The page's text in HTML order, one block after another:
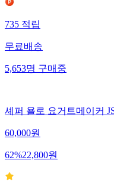
735적립
무료배송
5,653명구매중
셰퍼 욜로 요거트메이커
60,000원
62%22,800원